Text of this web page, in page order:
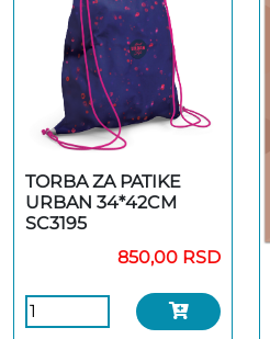
TORBA ZA PATIKE
URBAN 34*42CM
SC3195
850,00 RSD